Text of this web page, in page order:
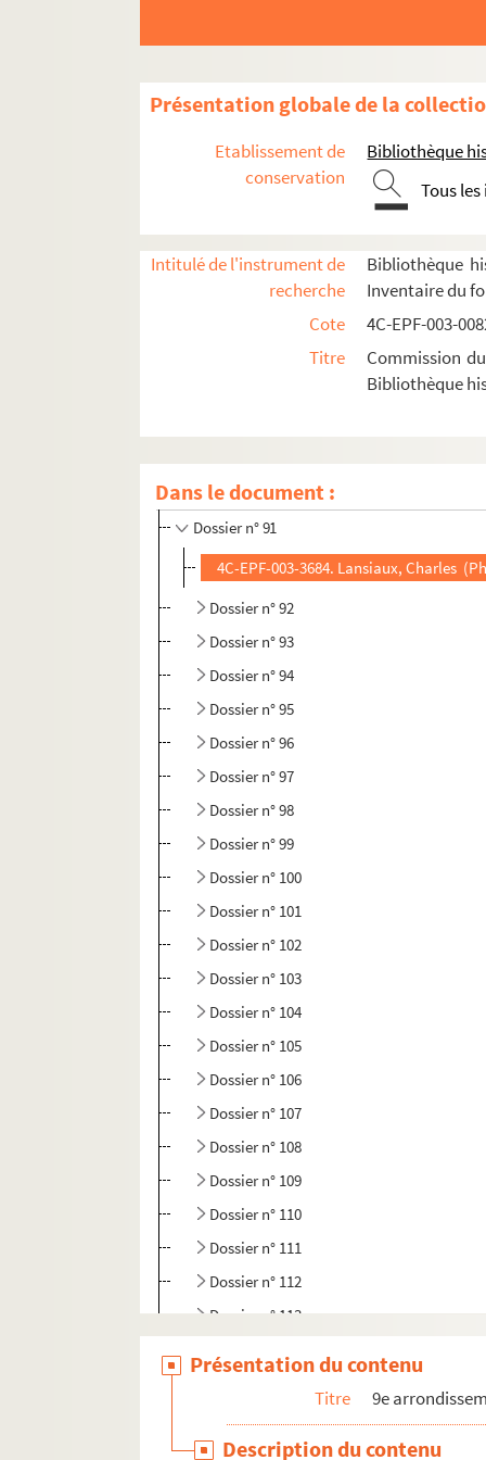
Présentation globale de la
Etablissement de
conservation
Bibliothèque
Tous
Intitulé de l'instrument de
recherche
Bibliothèque
Inventaire du
Cote
4C-EPF-003-
Titre
Commission
Bibliothèque
Dans le document :
Dossier n° 76
Dossier n° 78
Dossier n° 79
Dossier n° 80
Dossier n° 83
Dossier n° 84
Dossier n° 89
Dossier n° 90
Dossier n° 91
4C-EPF-003-3684. Lansiaux, Charles
Dossier n° 92
Dossier n° 93
Dossier n° 94
Dossier n° 95
Dossier n° 96
Dossier n° 97
Dossier n° 98
Dossier n° 99
Dossier n° 100
Dossier n° 101
Dossier n° 102
Dossier n° 103
Dossier n° 104
Dossier n° 105
Dossier n° 106
Dossier n° 107
Dossier n° 108
Dossier n° 109
Dossier n° 110
Dossier n° 111
Dossier n° 112
Dossier n° 113
Dossier n° 117
Présentation du contenu
Titre 9e
Description du contenu